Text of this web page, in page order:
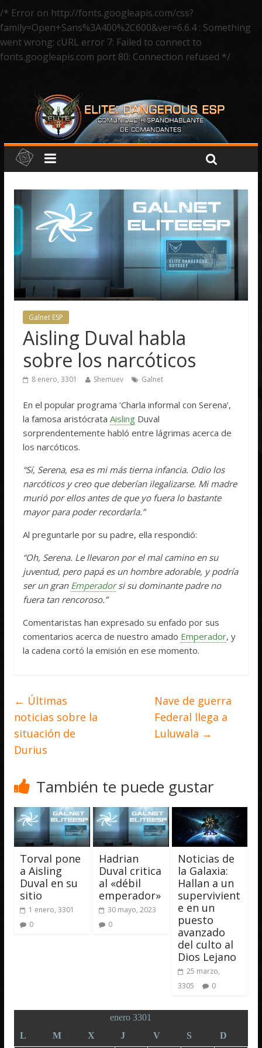
/* Error on http://fonts.googleapis.com/css?
family=Open+Sans%3A400%2C600&ver=6.6.4 : Something
went wrong: cURL error 7: Failed to connect to
fonts.googleapis.com port 80: Connection refused */
Galnet ESP
Aisling Duval habla
sobre los narcóticos
8 enero, 3301 Shemuev Galnet
En el popular programa ‘Charla informal con Serena’,
la famosa aristócrataAisling Duval
sorprendentemente habló entre lágrimas acerca de
los narcóticos.
“Sí, Serena, esa es mi más tierna infancia. Odio los
narcóticos y creo que deberían ilegalizarse. Mi madre
murió por ellos antes de que yo fuera lo bastante
mayor para poder recordarla.”
Al preguntarle por su padre, ella respondió:
“Oh, Serena. Le llevaron por el mal camino en su
juventud, pero papá es un hombre adorable, y podría
ser un gran Emperadorsi su dominante padre no
fuera tan rencoroso.”
Comentaristas han expresado su enfado por sus
comentarios acerca de nuestro amado Emperador, y
la cadena cortó la emisión en ese momento.
← Últimas
noticias sobre la
situación de
Durius
Nave de guerra
Federal llega a
Luluwala →
También te puede gustar
Torval pone
a Aisling
Duval en su
sitio
1 enero, 3301
0
Hadrian
Duval critica
al «débil
emperador»
30 mayo, 2023
0
Noticias de
la Galaxia:
Hallan a un
supervivient
e en un
puesto
avanzado
del culto al
Dios Lejano
25 marzo,
3305
0
enero 3301
L
M X J V S D